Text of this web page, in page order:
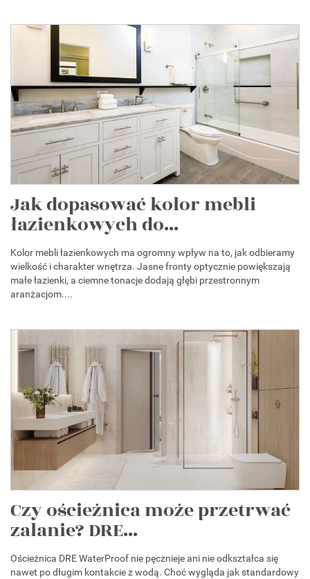
Jak dopasować kolor mebli
łazienkowych do...
Kolor mebli łazienkowych ma ogromny wpływ na to, jak odbieramy
wielkość i charakter wnętrza. Jasne fronty optycznie powiększają
małe łazienki, a ciemne tonacje dodają głębi przestronnym
aranżacjom....
Czy ościeżnica może przetrwać
zalanie? DRE...
Ościeżnica DRE WaterProof nie pęcznieje ani nie odkształca się
nawet po długim kontakcie z wodą. Choć wygląda jak standardowy